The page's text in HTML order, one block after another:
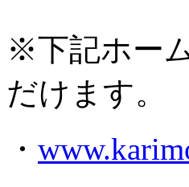
※下記ホー
だけます。
・